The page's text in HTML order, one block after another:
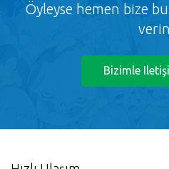
Öyleyse hemen bize
Bizimle